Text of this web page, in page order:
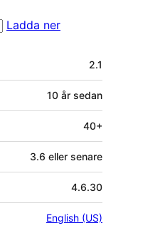
Ladda ner
2.1
10 år sedan
40+
3.6 eller senare
4.6.30
English (US)